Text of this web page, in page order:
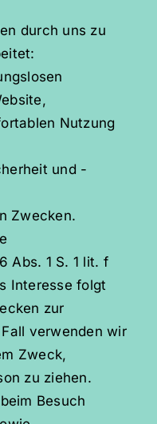
durch uns zu
Nutzung
und -
Zwecken.
Abs. 1 S. 1 lit. f
Interesse folgt
zur
verwenden wir
Zweck,
zu ziehen.
Besuch